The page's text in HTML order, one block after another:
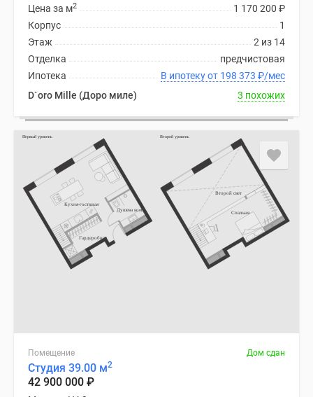
1 170 200 ₽
Цена за м2
1
Корпус
2 из 14
Этаж
предчистовая
Отделка
В ипотеку от 198 373 ₽/мес
Ипотека
D`oro Mille (Доро миле)
3 похожих
Помещение Дом сдан
Студия 39.00 м2
42 900 000 ₽